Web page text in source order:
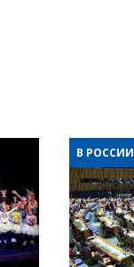
В РОССИИ